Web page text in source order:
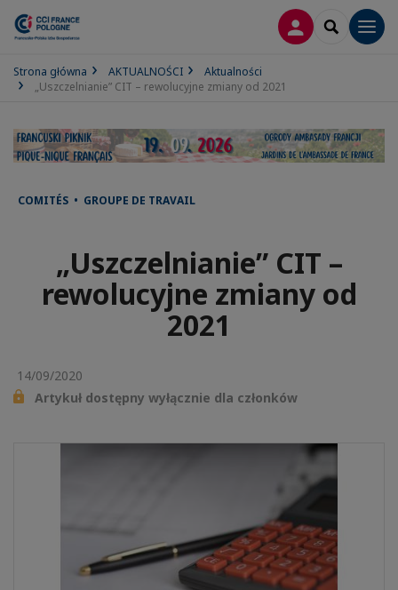
LOGOWANIE
SEARCH
Strona główna AKTUALNOŚCI
Aktualności
„Uszczelnianie” CIT – rewolucyjne zmiany od 2021
COMITÉS • GROUPE DE TRAVAIL
„Uszczelnianie” CIT –
rewolucyjne zmiany od
2021
14/09/2020
Artykuł dostępny wyłącznie dla członków